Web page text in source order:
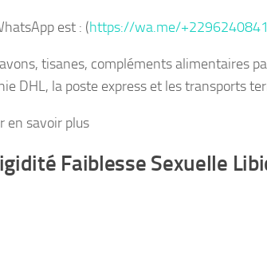
est : (https://wa.me/
tisanes, compléments alimentaires
DHL, la poste express et les transports
en savoir plus
Faiblesse Sexuelle